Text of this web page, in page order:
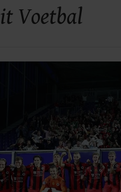
Voetbal